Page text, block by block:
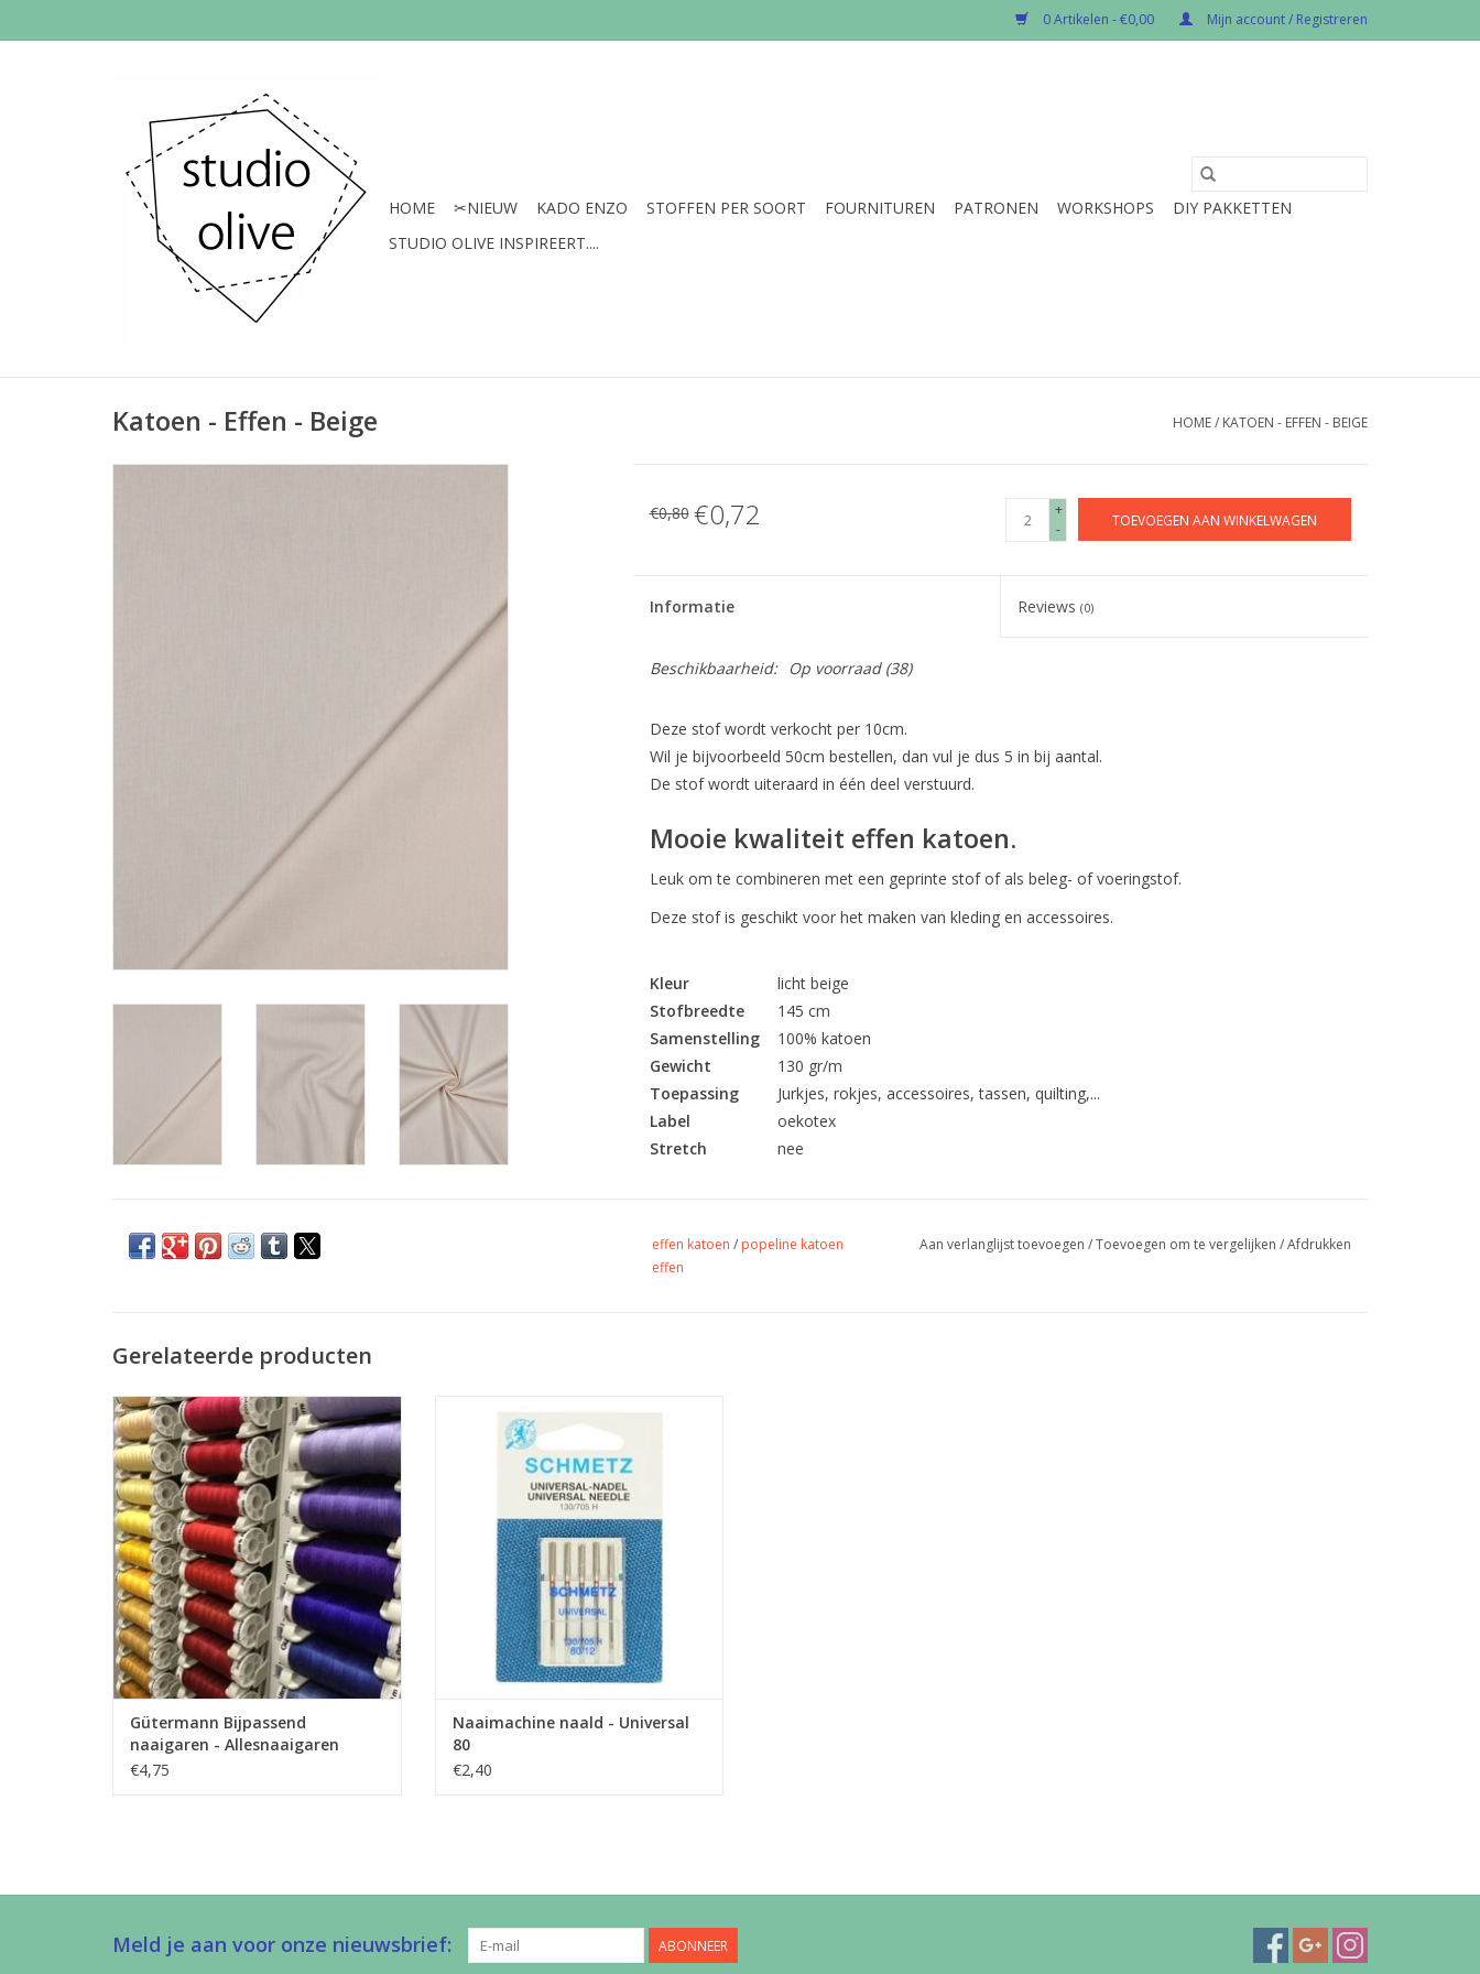
0 Artikelen - €0,00 Mijn account / Registreren
HOME ✂︎NIEUW KADO ENZO STOFFEN PER SOORT FOURNITUREN PATRONEN WORKSHOPS
DIY PAKKETTEN
STUDIO OLIVE INSPIREERT....
Katoen - Effen - Beige HOME/ KATOEN - EFFEN - BEIGE
€0,80 €0,72
+
-
TOEVOEGEN AAN WINKELWAGEN
Informatie Reviews(0)
Beschikbaarheid: Op voorraad(38)
Deze stof wordt verkocht per 10cm.
Wil je bijvoorbeeld 50cm bestellen, dan vul je dus 5 in bij aantal.
De stof wordt uiteraard in één deel verstuurd.
Mooie kwaliteit effen katoen.
Leuk om te combineren met een geprinte stof of als beleg- of voeringstof.
Deze stof is geschikt voor het maken van kleding en accessoires.
Kleur
licht beige
Stofbreedte
145 cm
Samenstelling
100% katoen
Gewicht
130 gr/m
Toepassing
Jurkjes, rokjes, accessoires, tassen, quilting,...
Label
oekotex
Stretch
nee
effen katoen / popeline katoen
effen
Aan verlanglijst toevoegen /Toevoegen om te vergelijken /Afdrukken
Gerelateerde producten
Prijs per stuk.
De allerbeste kwaliteit naaigaren voor uw
naaimachine. Dit garen kan je gebruiken
voor allerlei stoffen.
TOEVOEGEN AAN WINKELWAGEN
Gütermann Bijpassend
naaigaren - Allesnaaigaren
200m
€4,75
Universele machinenaald van Schmetz met
dikte 80 is geschikt voor de meeste
stoffen.
TOEVOEGEN AAN WINKELWAGEN
Naaimachine naald - Universal
80
€2,40
Meld je aan voor onze nieuwsbrief: ABONNEER